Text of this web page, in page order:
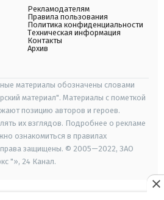
Рекламодателям
Правила пользования
Политика конфиденциальности
Техническая информация
Контакты
Архив
материалы обозначены словами
материал". Материалы с пометкой
позицию авторов и героев.
их взглядов. Подробнее о рекламе
ознакомиться в правилах
права защищены. © 2005—2022, ЗАО
"», 24 Канал.